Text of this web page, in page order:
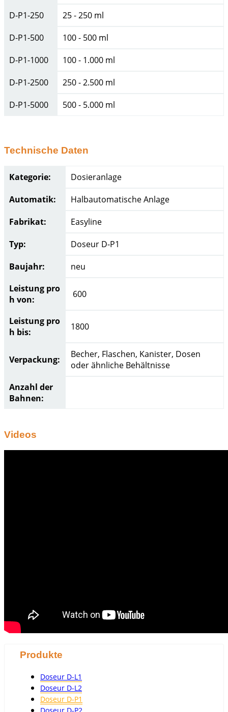
D-P1-250
25 - 250 ml
D-P1-500
100 - 500 ml
D-P1-1000
100 - 1.000 ml
D-P1-2500
250 - 2.500 ml
D-P1-5000
500 - 5.000 ml
Technische Daten
Kategorie:
Dosieranlage
Automatik:
Halbautomatische Anlage
Fabrikat:
Easyline
Typ:
Doseur D-P1
Baujahr:
neu
Leistung pro
h von:
600
Leistung pro
h bis:
1800
Verpackung:
Becher, Flaschen, Kanister, Dosen
oder ähnliche Behältnisse
Anzahl der
Bahnen:
Videos
Produkte
Doseur D-L1
Doseur D-L2
Doseur D-P1